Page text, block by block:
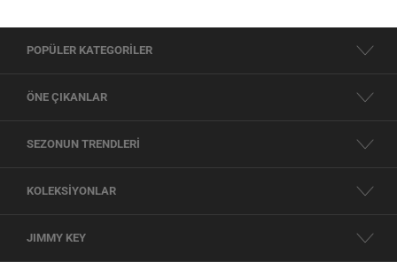
POPÜLER KATEGORİLER
ÖNE ÇIKANLAR
SEZONUN TRENDLERİ
KOLEKSİYONLAR
JIMMY KEY